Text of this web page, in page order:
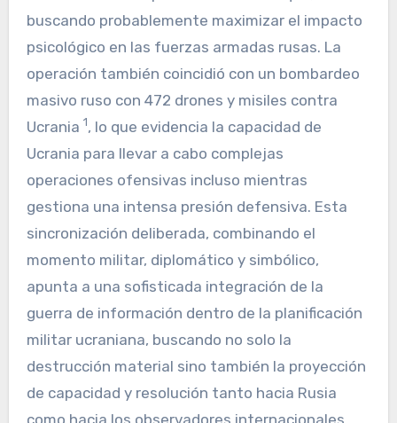
buscando probablemente maximizar el impacto
psicológico en las fuerzas armadas rusas. La
operación también coincidió con un bombardeo
masivo ruso con 472 drones y misiles contra
Ucrania 1, lo que evidencia la capacidad de
Ucrania para llevar a cabo complejas
operaciones ofensivas incluso mientras
gestiona una intensa presión defensiva. Esta
sincronización deliberada, combinando el
momento militar, diplomático y simbólico,
apunta a una sofisticada integración de la
guerra de información dentro de la planificación
militar ucraniana, buscando no solo la
destrucción material sino también la proyección
de capacidad y resolución tanto hacia Rusia
como hacia los observadores internacionales.